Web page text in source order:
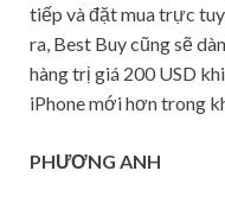
tiếp và đặt mua trực
ra, Best Buy cũng sẽ
hàng trị giá 200 USD
iPhone mới hơn trong
PHƯƠNG ANH